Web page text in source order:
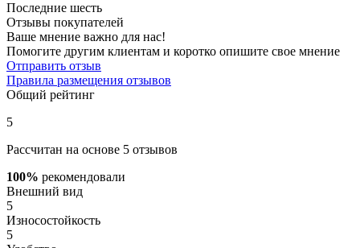
Последние шесть
Отзывы покупателей
Ваше мнение важно для нас!
Помогите другим клиентам и коротко опишите свое мнение
Отправить отзыв
Правила размещения отзывов
Общий рейтинг
5
Рассчитан на основе 5 отзывов
100% рекомендовали
Внешний вид
5
Износостойкость
5